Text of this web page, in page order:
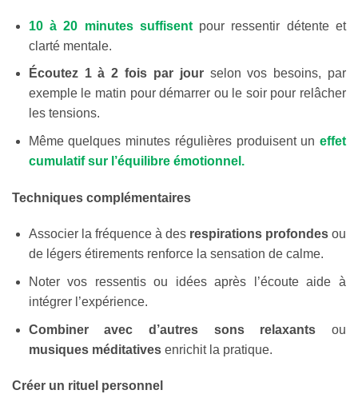
10 à 20 minutes suffisentpour ressentir détente et
clarté mentale.
Écoutez 1 à 2 fois par jourselon vos besoins, par
exemple le matin pour démarrer ou le soir pour relâcher
les tensions.
Même quelques minutes régulières produisent un effet
cumulatif sur l’équilibre émotionnel.
Techniques complémentaires
Associer la fréquence à des respirations profondesou
de légers étirements renforce la sensation de calme.
Noter vos ressentis ou idées après l’écoute aide à
intégrer l’expérience.
Combiner avec d’autres sons relaxants ou
musiques méditativesenrichit la pratique.
Créer un rituel personnel